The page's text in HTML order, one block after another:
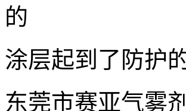
的
涂层起到了防护
东莞市赛亚气雾